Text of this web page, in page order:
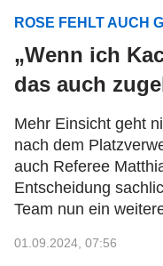
ROSE FEHLT AUCH
„Wenn ich
das auch
Mehr Einsicht geht
nach dem
auch Referee
Entscheidung
Team nun ein
01.09.2024, 07:56